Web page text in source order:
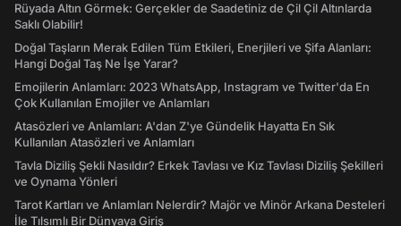
Rüyada Altın Görmek: Gerçekler de Saadetiniz de Çil Çil Altınlarda
Saklı Olabilir!
Doğal Taşların Merak Edilen Tüm Etkileri, Enerjileri ve Şifa Alanları:
Hangi Doğal Taş Ne İşe Yarar?
Emojilerin Anlamları: 2023 WhatsApp, Instagram ve Twitter'da En
Çok Kullanılan Emojiler ve Anlamları
Atasözleri ve Anlamları: A'dan Z'ye Gündelik Hayatta En Sık
Kullanılan Atasözleri ve Anlamları
Tavla Diziliş Şekli Nasıldır? Erkek Tavlası ve Kız Tavlası Diziliş Şekilleri
ve Oynama Yönleri
Tarot Kartları ve Anlamları Nelerdir? Majör ve Minör Arkana Desteleri
İle Tılsımlı Bir Dünyaya Giriş